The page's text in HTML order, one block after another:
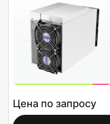
Цена по запросу